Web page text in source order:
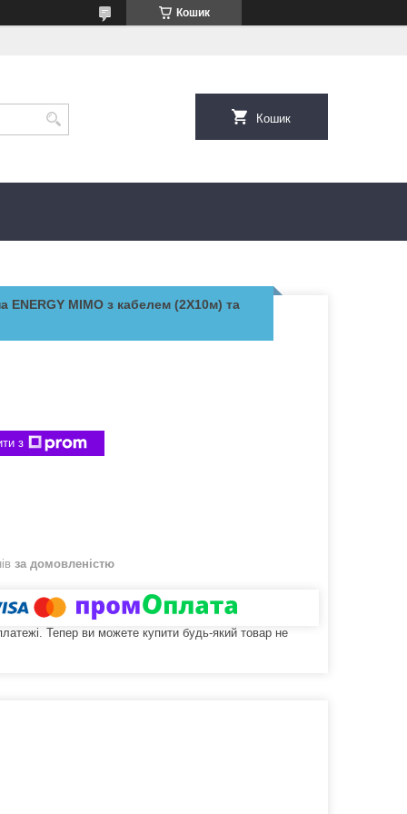
Кошик
Кошик
ENERGY MIMO з кабелем (2Х10м) та
з
за домовленістю
Тепер ви можете купити будь-який товар не